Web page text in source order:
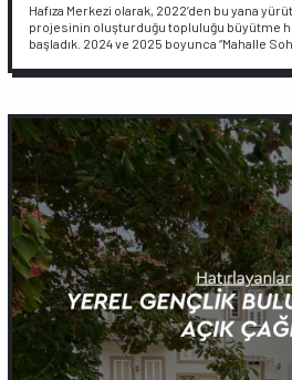
Hafıza Merkezi olarak, 2022’den bu yana
projesinin oluşturduğu topluluğu büyütme
başladık. 2024 ve 2025 boyunca “Mahalle